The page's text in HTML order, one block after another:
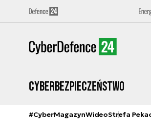
Cyberbezpieczeństwo
#CyberMagazynWideoStrefa